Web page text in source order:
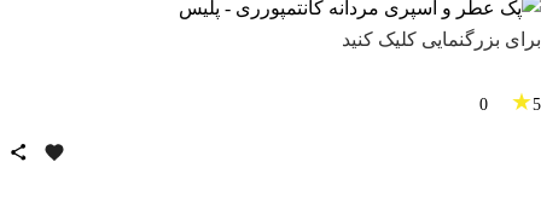
برای بزرگنمایی کلیک کنید
5
★